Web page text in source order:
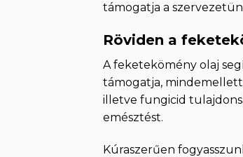
támogatja a
Röviden a
A feketekömény olaj
támogatja,
illetve fungicid
emésztést.
Kúraszerűen